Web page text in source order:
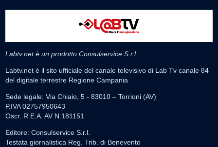
Labtv.net è un prodotto Consulservice S.r.l.
Labtv.net è il sito ufficiale del canale televisivo di Lab Tv canale 84
del digitale terrestre Regione Campania
Sede legale: Via Chiaio, 5 - 83010 – Torrioni (AV)
P.IVA 02757950643
Oscr. R.E.A. AV N.181151
Editore: Consulservice S.r.l.
Testata giornalistica Reg. Trib. di Benevento